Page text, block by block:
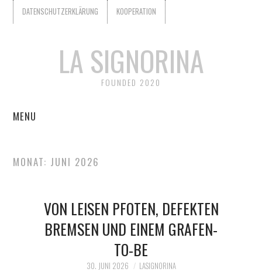
DATENSCHUTZERKLÄRUNG KOOPERATION
LA SIGNORINA
FOUNDED 2020
MENU
WER IST LA SIGNORINA?
DATENSCHUTZERKLÄRUNG
MONAT: JUNI 2026
VON LEISEN PFOTEN, DEFEKTEN
BREMSEN UND EINEM GRAFEN-
TO-BE
30. JUNI 2026 LASIGNORINA